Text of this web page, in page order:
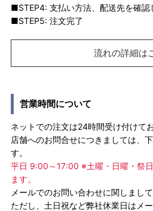
■STEP4: 支払い方法、配送先を確認
■STEP5: 注文完了
流れの詳細は
営業時間について
ネットでの注文は24時間受け付けて
店舗へのお問合せにつきましては、
す。
平日 9:00～17:00 ※土曜・日曜・祭
ます。
メールでのお問い合わせに関しまし
ただし、土日祝など弊社休業日はメ